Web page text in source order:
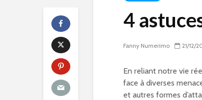
4
Fanny Numerimo 21/12/
En reliant notre vie
face à diverses
et autres formes